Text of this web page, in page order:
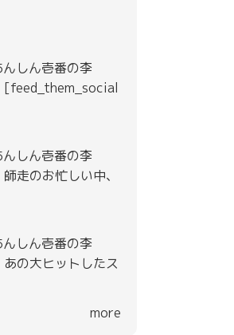
しん壱番の李
[feed_them_social
しん壱番の李
走のお忙しい中、
しん壱番の李
あの大ヒットしたス
more